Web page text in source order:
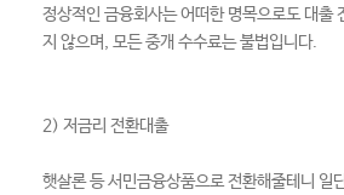
정상적인 금융회사는 어떠한 명목으로도 대출
지 않으며, 모든 중개 수수료는 불법입니다.
2) 저금리 전환대출
햇살론 등 서민금융상품으로 전환해줄테니 일